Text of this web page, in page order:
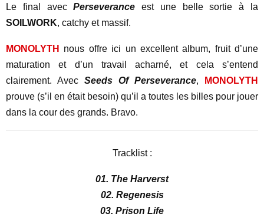
Le final avecPerseveranceest une belle sortie à la
SOILWORK, catchy et massif.
MONOLYTH
nous offre ici un excellent album, fruit d’une
maturation et d’un travail acharné, et cela s’entend
clairement. Avec Seeds Of Perseverance,
MONOLYTH
prouve (s’il en était besoin) qu’il a toutes les billes pour jouer
dans la cour des grands. Bravo.
Tracklist :
01. The Harverst
02. Regenesis
03. Prison Life